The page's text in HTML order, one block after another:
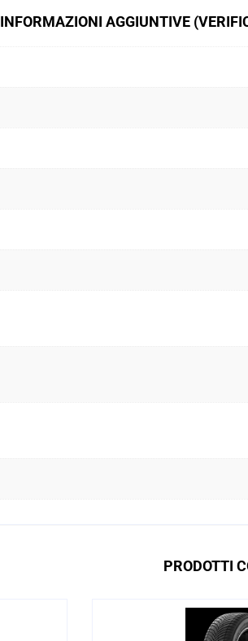
INFORMAZIONI AGGIUNTIVE
PRODOTTI